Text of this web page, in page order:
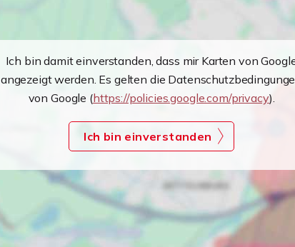
Ich bin damit einverstanden, dass mir Karten von
angezeigt werden. Es gelten die
von Google (https://policies.google.com/privacy).
Ich bin einverstanden